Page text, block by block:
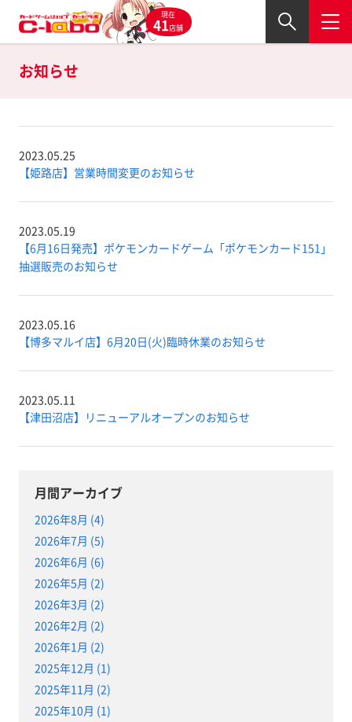
現在
41店舗
お知らせ
2023.05.25
【姫路店】営業時間変更のお知らせ
2023.05.19
【6月16日発売】ポケモンカードゲーム「ポケモンカード151」
抽選販売のお知らせ
2023.05.16
【博多マルイ店】6月20日(火)臨時休業のお知らせ
2023.05.11
【津田沼店】リニューアルオープンのお知らせ
月間アーカイブ
2026年8月 (4)
2026年7月 (5)
2026年6月 (6)
2026年5月 (2)
2026年3月 (2)
2026年2月 (2)
2026年1月 (2)
2025年12月 (1)
2025年11月 (2)
2025年10月 (1)